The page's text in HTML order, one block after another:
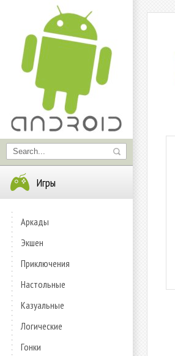
Игры
Аркады
Экшен
Приключения
Настольные
Казуальные
Логические
Гонки